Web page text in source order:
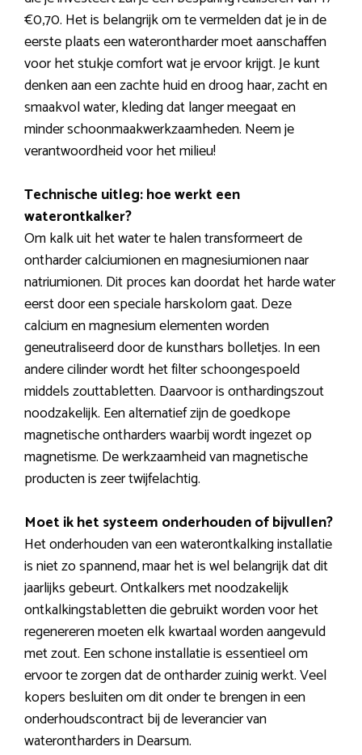
€0,70. Het is belangrijk om te vermelden dat je in de
eerste plaats een waterontharder moet aanschaffen
voor het stukje comfort wat je ervoor krijgt. Je kunt
denken aan een zachte huid en droog haar, zacht en
smaakvol water, kleding dat langer meegaat en
minder schoonmaakwerkzaamheden. Neem je
verantwoordheid voor het milieu!
Technische uitleg: hoe werkt een
waterontkalker?
Om kalk uit het water te halen transformeert de
ontharder calciumionen en magnesiumionen naar
natriumionen. Dit proces kan doordat het harde water
eerst door een speciale harskolom gaat. Deze
calcium en magnesium elementen worden
geneutraliseerd door de kunsthars bolletjes. In een
andere cilinder wordt het filter schoongespoeld
middels zouttabletten. Daarvoor is onthardingszout
noodzakelijk. Een alternatief zijn de goedkope
magnetische ontharders waarbij wordt ingezet op
magnetisme. De werkzaamheid van magnetische
producten is zeer twijfelachtig.
Moet ik het systeem onderhouden of bijvullen?
Het onderhouden van een waterontkalking installatie
is niet zo spannend, maar het is wel belangrijk dat dit
jaarlijks gebeurt. Ontkalkers met noodzakelijk
ontkalkingstabletten die gebruikt worden voor het
regenereren moeten elk kwartaal worden aangevuld
met zout. Een schone installatie is essentieel om
ervoor te zorgen dat de ontharder zuinig werkt. Veel
kopers besluiten om dit onder te brengen in een
onderhoudscontract bij de leverancier van
waterontharders in Dearsum.